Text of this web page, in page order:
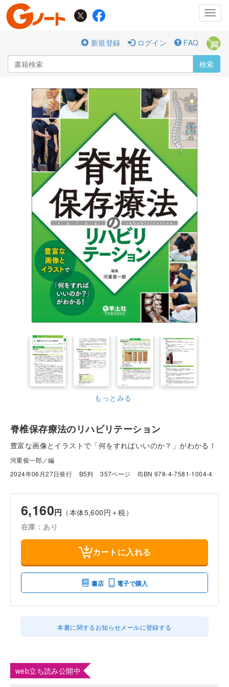
新規登録
ログイン FAQ
検索
もっとみる
脊椎保存療法のリハビリテーション
豊富な画像とイラストで「何をすればいいのか？」がわかる！
河重俊一郎／編
2024年06月27日発行
B5判 357ページ ISBN 978-4-7581-1004-4
6,160円 （本体5,600円＋税）
在庫：あり
カートに入れる
書店 電子で購入
本書に関するお知らせメールに登録する
web立ち読み公開中